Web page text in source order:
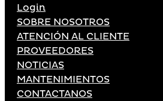
Login
SOBRE NOSOTROS
ATENCIÓN AL CLIENTE
PROVEEDORES
NOTICIAS
MANTENIMIENTOS
CONTACTANOS